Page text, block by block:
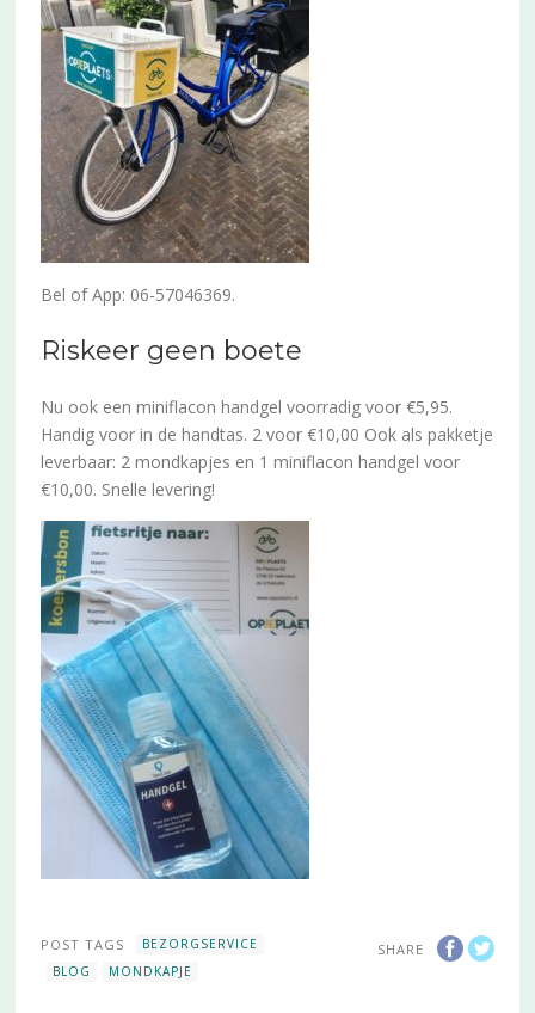
Bel of App: 06-57046369.
Riskeer geen boete
Nu ook een miniflacon handgel voorradig voor €5,95.
Handig voor in de handtas. 2 voor €10,00 Ook als pakketje
leverbaar: 2 mondkapjes en 1 miniflacon handgel voor
€10,00. Snelle levering!
SHARE
POST TAGS
BEZORGSERVICE
BLOG
MONDKAPJE